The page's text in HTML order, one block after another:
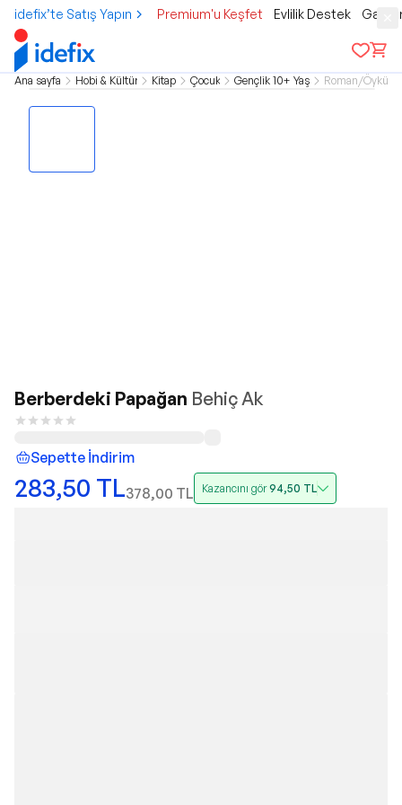
idefix’te Satış Yapın Premium'u Keşfet Evlilik Destek
Ana sayfa Hobi & Kültür Kitap Çocuk Gençlik 10+ Yaş Roman/Öykü
Berberdeki Papağan Behiç Ak
Sepette İndirim
283,50 TL378,00 TL Kazancını gör94,50 TL